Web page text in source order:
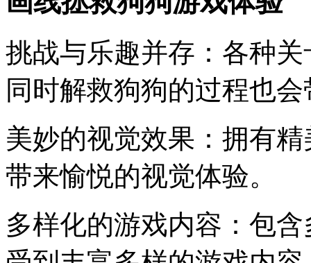
挑战与乐趣并存：各种
同时解救狗狗的过程也
美妙的视觉效果：拥有
带来愉悦的视觉体验。
多样化的游戏内容：包